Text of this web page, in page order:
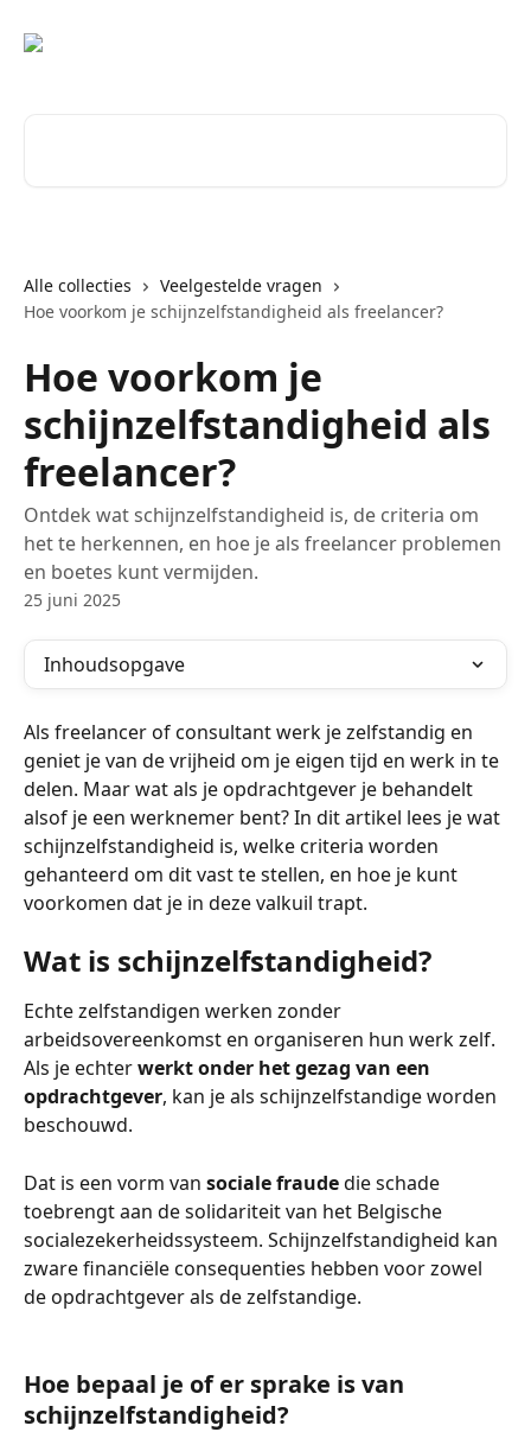
Alle collecties
Veelgestelde vragen
Hoe voorkom je schijnzelfstandigheid als freelancer?
Hoe voorkom je
schijnzelfstandigheid als
freelancer?
Ontdek wat schijnzelfstandigheid is, de criteria om
het te herkennen, en hoe je als freelancer problemen
en boetes kunt vermijden.
25 juni 2025
Inhoudsopgave
Als freelancer of consultant werk je zelfstandig en
geniet je van de vrijheid om je eigen tijd en werk in te
delen. Maar wat als je opdrachtgever je behandelt
alsof je een werknemer bent? In dit artikel lees je wat
schijnzelfstandigheid is, welke criteria worden
gehanteerd om dit vast te stellen, en hoe je kunt
voorkomen dat je in deze valkuil trapt.
Wat is schijnzelfstandigheid?
Echte zelfstandigen werken zonder
arbeidsovereenkomst en organiseren hun werk zelf.
Als je echter werkt onder het gezag van een
opdrachtgever, kan je als schijnzelfstandige worden
beschouwd.
Dat is een vorm van sociale fraude die schade
toebrengt aan de solidariteit van het Belgische
socialezekerheidssysteem. Schijnzelfstandigheid kan
zware financiële consequenties hebben voor zowel
de opdrachtgever als de zelfstandige.
Hoe bepaal je of er sprake is van
schijnzelfstandigheid?